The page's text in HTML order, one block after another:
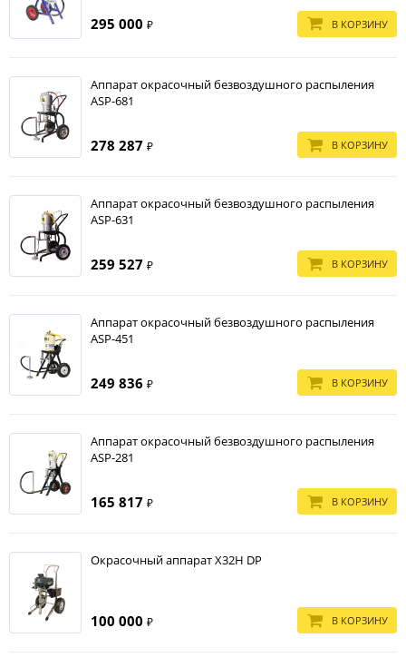
295 000 ₽ В КОРЗИНУ
Аппарат окрасочный безвоздушного распыления
ASP-681
278 287 ₽ В КОРЗИНУ
Аппарат окрасочный безвоздушного распыления
ASP-631
259 527 ₽ В КОРЗИНУ
Аппарат окрасочный безвоздушного распыления
ASP-451
249 836 ₽ В КОРЗИНУ
Аппарат окрасочный безвоздушного распыления
ASP-281
165 817 ₽ В КОРЗИНУ
Окрасочный аппарат X32H DP
100 000 ₽ В КОРЗИНУ